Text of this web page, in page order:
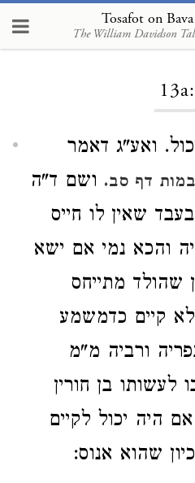
Tosafot on
The William Davidson
ואע"ג דאמר
דף סב. ושם ד"ה
שאין לו חייס
והכא נמי אם ישא
שהולד מתייחס
קיים כדמשמע
ורביה מ"מ
לעשותו בן חורין
היה יכול לקיים
שהוא אנוס: